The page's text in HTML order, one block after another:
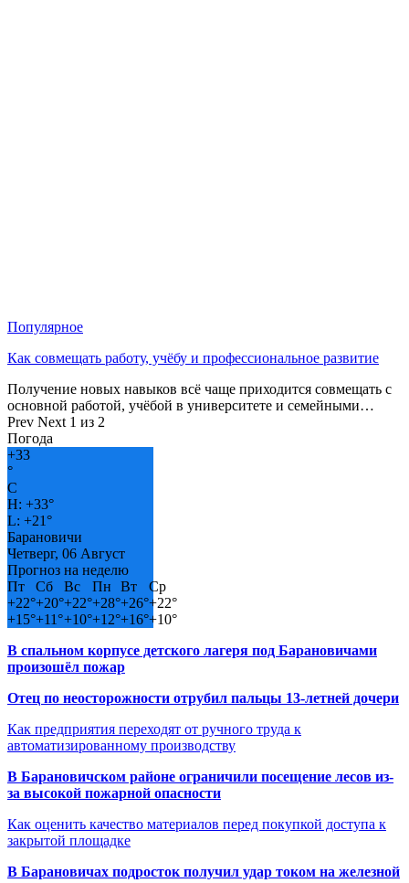
Популярное
Как совмещать работу, учёбу и профессиональное развитие
Получение новых навыков всё чаще приходится совмещать с
основной работой, учёбой в университете и семейными…
Prev Next 1 из 2
Погода
+33
°
C
H: +33°
L: +21°
Барановичи
Четверг, 06 Август
Прогноз на неделю
Пт
Сб Вс Пн Вт
Ср
+22°+20°+22°+28°+26°+22°
+15°+11°+10°+12°+16°+10°
В спальном корпусе детского лагеря под Барановичами
произошёл пожар
Отец по неосторожности отрубил пальцы 13-летней дочери
Как предприятия переходят от ручного труда к
автоматизированному производству
В Барановичском районе ограничили посещение лесов из-
за высокой пожарной опасности
Как оценить качество материалов перед покупкой доступа к
закрытой площадке
В Барановичах подросток получил удар током на железной